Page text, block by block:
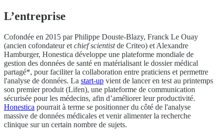
L’entreprise
Cofondée en 2015 par Philippe Douste-Blazy, Franck Le Ouay
(ancien cofondateur et chief scientistde Criteo) et Alexandre
Hamburger, Honestica développe une plateforme mondiale de
gestion des données de santé en matérialisant le dossier médical
partagé*, pour faciliter la collaboration entre praticiens et permettre
l'analyse de données. La start-up vient de lancer en test au printemps
son premier produit (Lifen), une plateforme de communication
sécurisée pour les médecins, afin d’améliorer leur productivité.
Honestica pourrait à terme se positionner du côté de l'analyse
massive de données médicales et venir alimenter la recherche
clinique sur un certain nombre de sujets.